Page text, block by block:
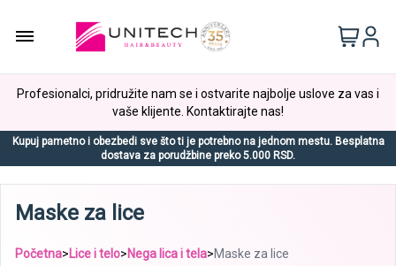
Profesionalci, pridružite nam se i ostvarite najbolje uslove za vas i
vaše klijente. Kontaktirajte nas!
Kupuj pametno i obezbedi sve što ti je potrebno na jednom mestu. Besplatna
dostava za porudžbine preko 5.000 RSD.
Maske za lice
Početna>Lice i telo>Nega lica i tela>Maske za lice